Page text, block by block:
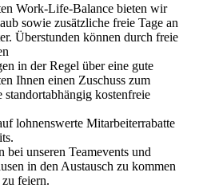
Work-Life-Balance bieten wir
sowie zusätzliche freie Tage an
Überstunden können durch freie
in der Regel über eine gute
Ihnen einen Zuschuss zum
kostenfreie
lohnenswerte Mitarbeiterrabatte
unseren Teamevents und
in den Austausch zu kommen
feiern.